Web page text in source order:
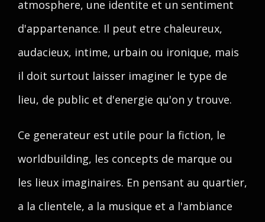
atmosphere, une identite et un sentiment
d'appartenance. Il peut etre chaleureux,
audacieux, intime, urbain ou ironique, mais
il doit surtout laisser imaginer le type de
lieu, de public et d'energie qu'on y trouve.
Ce generateur est utile pour la fiction, le
worldbuilding, les concepts de marque ou
les lieux imaginaires. En pensant au quartier,
a la clientele, a la musique et a l'ambiance